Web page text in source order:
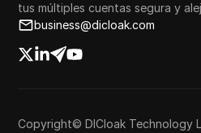
tus múltiples cuentas segura y
business@dicloak.com
Copyright© DICloak Technology